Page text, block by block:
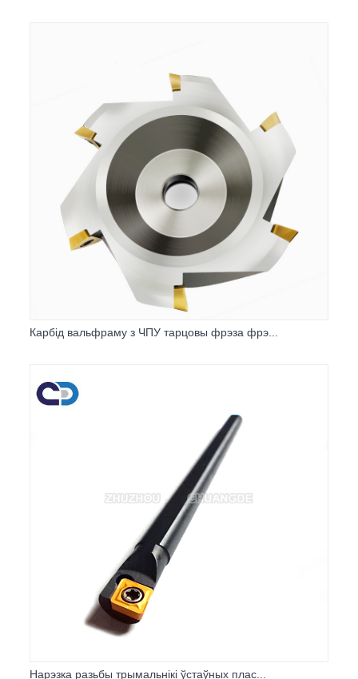
Карбід вальфраму з ЧПУ тарцовы фрэза фрэ...
Нарэзка разьбы трымальнікі ўстаўных плас...